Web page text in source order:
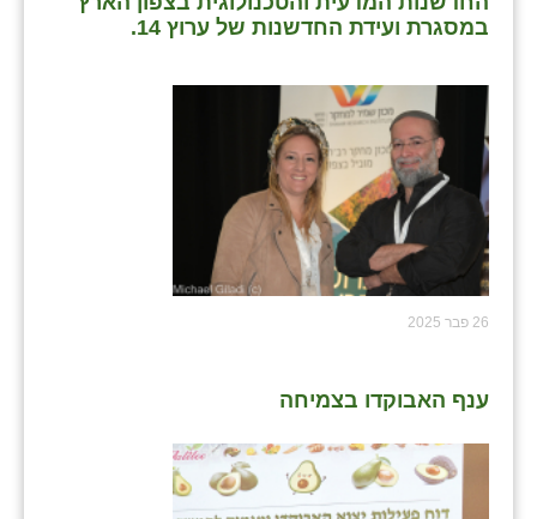
במסגרת ועידת החדשנות של ערוץ 14.
26 פבר 2025
ענף האבוקדו בצמיחה